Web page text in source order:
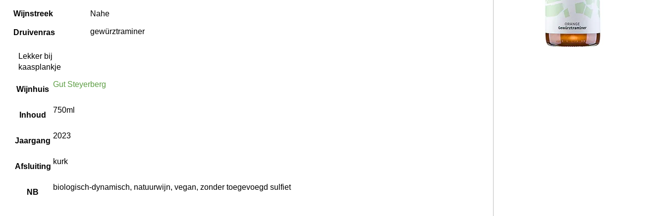
Wijnstreek Nahe
Druivenras gewürztraminer
Lekker bij
kaasplankje
Wijnhuis
Gut Steyerberg
Inhoud
750ml
Jaargang
2023
Afsluiting
kurk
NB
biologisch-dynamisch, natuurwijn, vegan, zonder toegevoegd sulfiet